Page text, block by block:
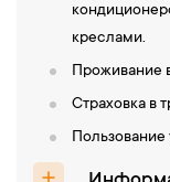
креслами.
Проживание
Страховка в
Пользование